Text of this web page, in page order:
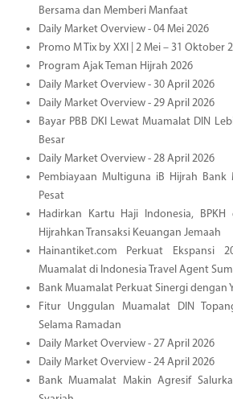
Bersama dan Memberi Manfaat
Daily Market Overview - 04 Mei 2026
Promo M Tix by XXI | 2 Mei – 31 Oktober
Program Ajak Teman Hijrah 2026
Daily Market Overview - 30 April 2026
Daily Market Overview - 29 April 2026
Bayar PBB DKI Lewat Muamalat DIN
Besar
Daily Market Overview - 28 April 2026
Pembiayaan Multiguna iB Hijrah Bank
Pesat
Hadirkan Kartu Haji Indonesia,
Hijrahkan Transaksi Keuangan Jemaah
Hainantiket.com Perkuat Ekspansi
Muamalat di Indonesia Travel Agent
Bank Muamalat Perkuat Sinergi dengan
Fitur Unggulan Muamalat DIN
Selama Ramadan
Daily Market Overview - 27 April 2026
Daily Market Overview - 24 April 2026
Bank Muamalat Makin Agresif